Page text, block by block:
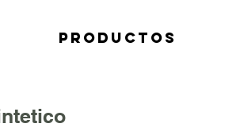
PRODUCTOS